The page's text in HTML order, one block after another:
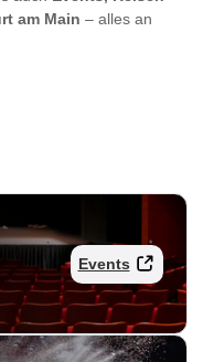
am Main – alles an
Events